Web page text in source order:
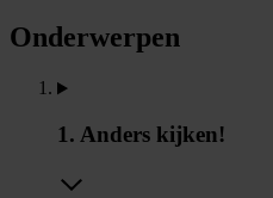
Onderwerpen
1. Anders kijken!